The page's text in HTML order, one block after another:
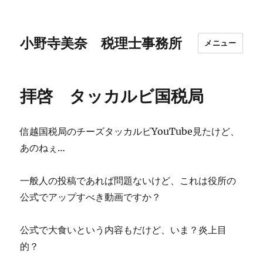
小野寺美奈 税理士事務所 メニュー
拝啓 タッカルビ国税局
信越国税局のチーズタッカルビYouTube見たけど、
あのねぇ…
一般人の投稿であれば問題ないけど、これは役所の
公式でアップすべき動画ですか？
公式で大食いという内容もだけど、いま？炎上目
的？